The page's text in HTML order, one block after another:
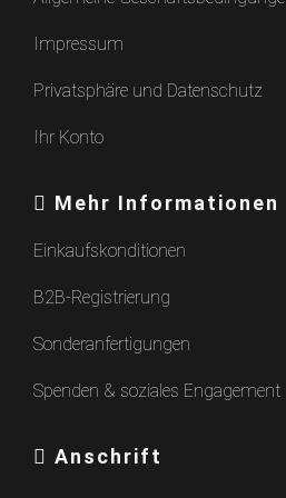
Impressum
Privatsphäre und Datenschutz
Ihr Konto
Mehr Informationen
Einkaufskonditionen
B2B-Registrierung
Sonderanfertigungen
Spenden & soziales Engagement
Anschrift